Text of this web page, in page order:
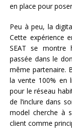
en place pour
Peu à peu, la
Cette expérience
SEAT se montre
passée dans le
même partenaire.
la vente 100% en
pour le réseau
de l’inclure dans
model cherche à
client comme